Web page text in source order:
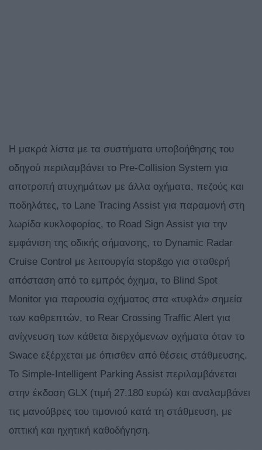
Η μακρά λίστα με τα συστήματα υποβοήθησης του
οδηγού περιλαμβάνει το Pre-Collision System για
αποτροπή ατυχημάτων με άλλα οχήματα, πεζούς και
ποδηλάτες, το Lane Tracing Assist για παραμονή στη
λωρίδα κυκλοφορίας, το Road Sign Assist για την
εμφάνιση της οδικής σήμανσης, το Dynamic Radar
Cruise Control με λειτουργία stop&go για σταθερή
απόσταση από το εμπρός όχημα, το Blind Spot
Monitor για παρουσία οχήματος στα «τυφλά» σημεία
των καθρεπτών, το Rear Crossing Traffic Alert για
ανίχνευση των κάθετα διερχόμενων οχήματα όταν το
Swace εξέρχεται με όπισθεν από θέσεις στάθμευσης.
Το Simple-Intelligent Parking Assist περιλαμβάνεται
στην έκδοση GLX (τιμή 27.180 ευρώ) και αναλαμβάνει
τις μανούβρες του τιμονιού κατά τη στάθμευση, με
οπτική και ηχητική καθοδήγηση.